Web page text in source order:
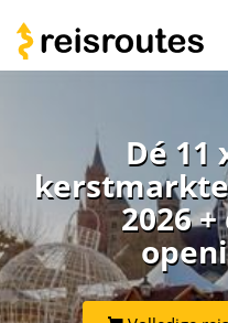
Dé 11
2026